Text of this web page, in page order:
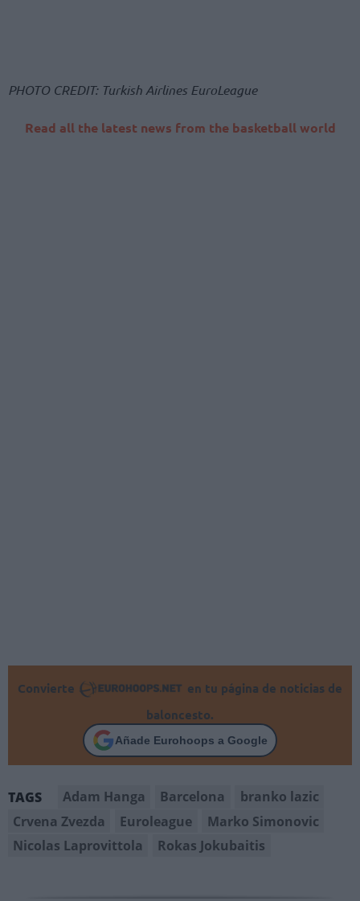
PHOTO CREDIT: Turkish Airlines EuroLeague
Read all the latest news from the basketball world
Convierte
en tu página de noticias de
baloncesto.
Añade Eurohoops a Google
TAGS Adam Hanga Barcelona
branko lazic
Crvena Zvezda
Euroleague
Marko Simonovic
Nicolas Laprovittola
Rokas Jokubaitis